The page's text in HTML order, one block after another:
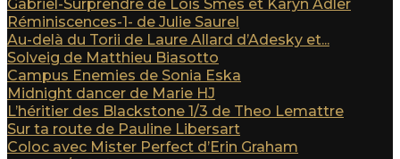
Gabriel-Surprendre de Lois Smes et Karyn Adler
Réminiscences-1- de Julie Saurel
Au-delà du Torii de Laure Allard d’Adesky et...
Solveig de Matthieu Biasotto
Campus Enemies de Sonia Eska
Midnight dancer de Marie HJ
L’héritier des Blackstone 1/3 de Theo Lemattre
Sur ta route de Pauline Libersart
Coloc avec Mister Perfect d’Erin Graham